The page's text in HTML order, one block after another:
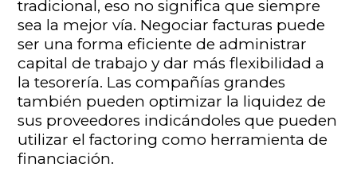
tradicional, eso no significa que siempre
sea la mejor vía. Negociar facturas puede
ser una forma eficiente de administrar
capital de trabajo y dar más flexibilidad a
la tesorería. Las compañías grandes
también pueden optimizar la liquidez de
sus proveedores indicándoles que pueden
utilizar el factoring como herramienta de
financiación.